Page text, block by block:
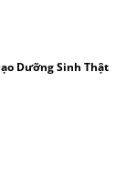
Dưỡng Sinh Thật